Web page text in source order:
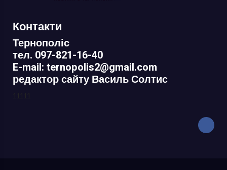
Контакти
Тернополіс
тел. 097-821-16-40
E-mail: ternopolis2@gmail.com
редактор сайту Василь Солтис